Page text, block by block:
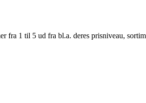
fra 1 til 5 ud fra bl.a. deres prisniveau,